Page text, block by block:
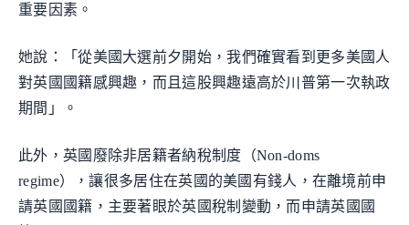
重要因素。
她說：「從美國大選前夕開始，我們確實看到更多美國人
對英國國籍感興趣，而且這股興趣遠高於川普第一次執政
期間」。
此外，英國廢除非居籍者納稅制度（Non-doms
regime），讓很多居住在英國的美國有錢人，在離境前申
請英國國籍，主要著眼於英國稅制變動，而申請英國國